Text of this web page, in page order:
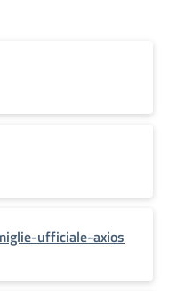
ufficiale-axios